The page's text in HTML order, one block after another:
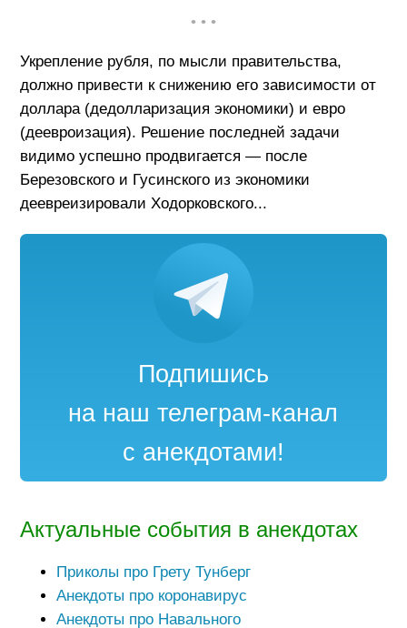
• • •
Укрепление рубля, по мысли правительства,
должно привести к снижению его зависимости от
доллара (дедолларизация экономики) и евро
(деевроизация). Решение последней задачи
видимо успешно продвигается — после
Березовского и Гусинского из экономики
деевреизировали Ходорковского...
Подпишись
на наш телеграм-канал
с анекдотами!
Актуальные события в анекдотах
Приколы про Грету Тунберг
Анекдоты про коронавирус
Анекдоты про Навального